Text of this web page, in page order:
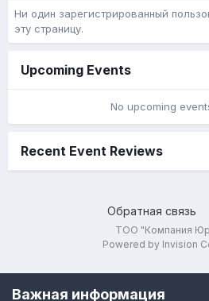
Ни один зарегистрированный
эту страницу.
Upcoming Events
No upcoming
Recent Event Reviews
Обратная связь
ТОО "Компания
Powered by Invision
Важная информация